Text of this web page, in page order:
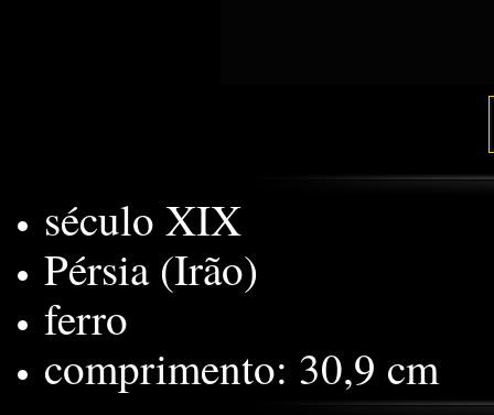
século XIX
Pérsia (Irão)
ferro
comprimento: 30,9 cm